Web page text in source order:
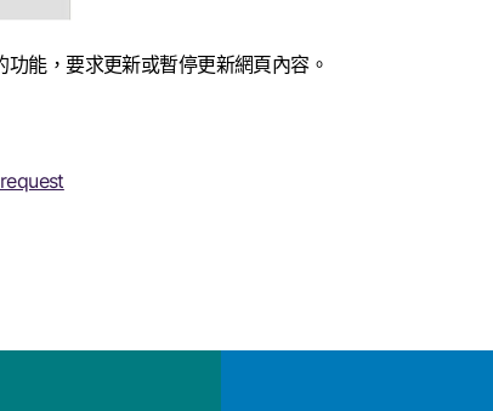
能，要求更新或暫停更新網頁內容。